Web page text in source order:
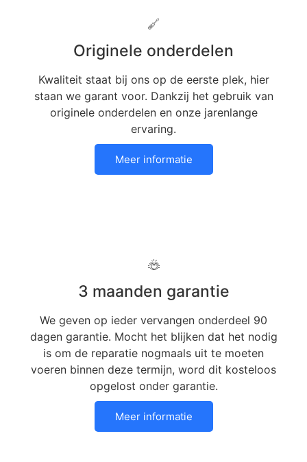
Originele onderdelen
Kwaliteit staat bij ons op de eerste plek, hier
staan we garant voor. Dankzij het gebruik van
originele onderdelen en onze jarenlange
ervaring.
Meer informatie
3 maanden garantie
We geven op ieder vervangen onderdeel 90
dagen garantie. Mocht het blijken dat het nodig
is om de reparatie nogmaals uit te moeten
voeren binnen deze termijn, word dit kosteloos
opgelost onder garantie.
Meer informatie